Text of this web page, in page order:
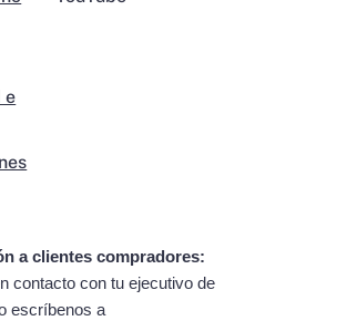
e
a clientes compradores:
contacto con tu ejecutivo de
escríbenos a